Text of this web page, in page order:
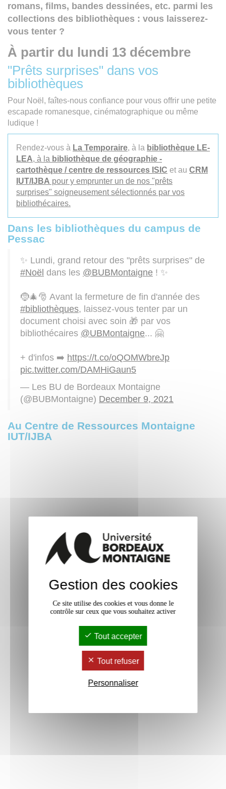
romans, films, bandes dessinées, etc. parmi les
collections des bibliothèques : vous laisserez-
vous tenter ?
À partir du lundi 13 décembre
"Prêts surprises" dans vos
bibliothèques
Pour Noël, faîtes-nous confiance pour vous offrir une petite
escapade romanesque, cinématographique ou même
ludique !
Rendez-vous à La Temporaire, à la bibliothèque LE-
LEA, à la bibliothèque de géographie -
cartothèque / centre de ressources ISIC et au CRM
IUT/IJBA pour y emprunter un de nos "prêts
surprises" soigneusement sélectionnés par vos
bibliothécaires.
Dans les bibliothèques du campus de
Pessac
✨ Lundi, grand retour des "prêts surprises" de
#Noël dans les @BUBMontaigne ! ✨
🤶🎄🎅 Avant la fermeture de fin d'année des
#bibliothèques, laissez-vous tenter par un
document choisi avec soin 🎁 par vos
bibliothécaires @UBMontaigne... 🤗
+ d'infos ➡️ https://t.co/oQOMWbreJp
pic.twitter.com/DAMHiGaun5
— Les BU de Bordeaux Montaigne
(@BUBMontaigne) December 9, 2021
Au Centre de Ressources Montaigne
IUT/IJBA
Gestion des cookies
Ce site utilise des cookies et vous donne le
contrôle sur ceux que vous souhaitez activer
Tout accepter
Tout refuser
Personnaliser